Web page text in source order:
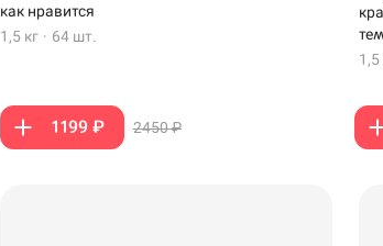
как нравится
1,5 кг · 64 шт.
1199 ₽ 2450 ₽
1,5